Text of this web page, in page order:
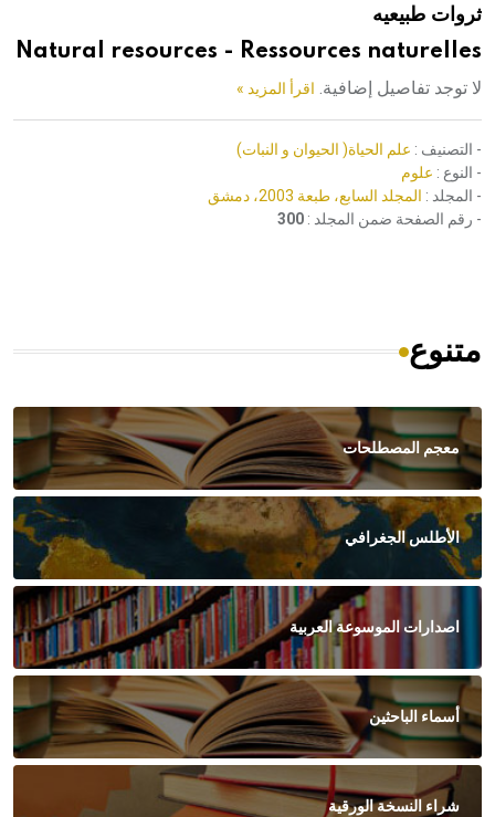
هيئة الموسوعة العربية تطلق موسوعات جديدة في عام 2026ثروات طبيعيه
Natural resources - Ressources naturelles
لا توجد تفاصيل إضافية. اقرأ المزيد »
- التصنيف : علم الحياة( الحيوان و النبات)
- النوع : علوم
- المجلد : المجلد السابع، طبعة 2003، دمشق
- رقم الصفحة ضمن المجلد : 300
متنوع
معجم المصطلحات
الأطلس الجغرافي
اصدارات الموسوعة العربية
أسماء الباحثين
شراء النسخة الورقية